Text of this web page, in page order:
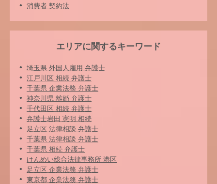
消費者 契約法
エリアに関するキーワード
埼玉県 外国人雇用 弁護士
江戸川区 相続 弁護士
千葉県 企業法務 弁護士
神奈川県 離婚 弁護士
千代田区 相続 弁護士
弁護士岩田 憲明 相続
足立区 法律相談 弁護士
千葉県 法律相談 弁護士
千葉県 相続 弁護士
けんめい総合法律事務所 港区
足立区 企業法務 弁護士
東京都 企業法務 弁護士